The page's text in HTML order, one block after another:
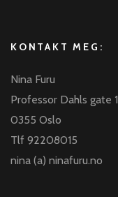
KONTAKT MEG:
Nina Furu
Professor Dahls gate 1
0355 Oslo
Tlf 92208015
nina (a) ninafuru.no